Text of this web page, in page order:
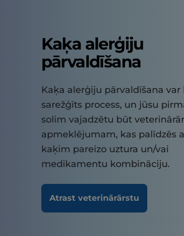
Kaķa alerģiju
pārvaldīšana
Kaķa alerģiju pārvaldīšana var
sarežģīts process, un jūsu
solim vajadzētu būt
apmeklējumam, kas palīdzēs
kaķim pareizo uztura un/vai
medikamentu kombināciju.
Atrast veterinārārstu